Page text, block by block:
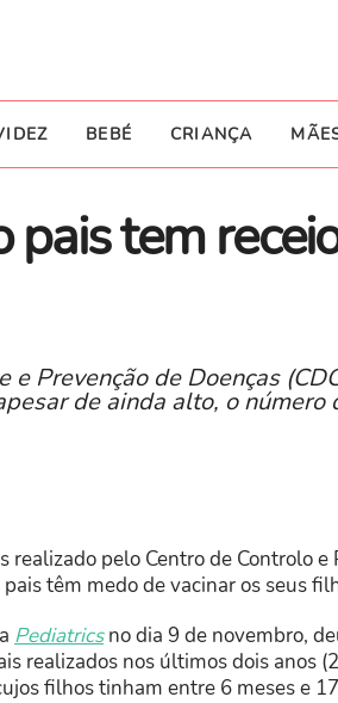
BEBÉ CRIANÇA
pais tem
e Prevenção de Doenças
de ainda alto, o número
pelo Centro de Controlo e
têm medo de vacinar os seus
Pediatricsno dia 9 de novembro,
realizados nos últimos dois anos
filhos tinham entre 6 meses e